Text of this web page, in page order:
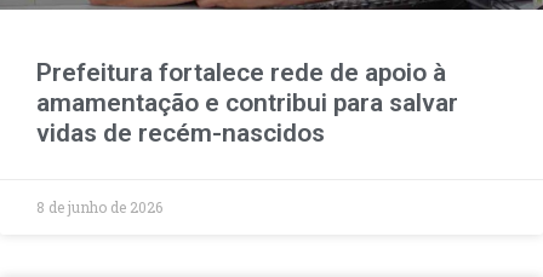
Prefeitura fortalece rede de apoio à
amamentação e contribui para salvar
vidas de recém-nascidos
8 de junho de 2026